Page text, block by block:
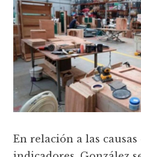
En relación a las